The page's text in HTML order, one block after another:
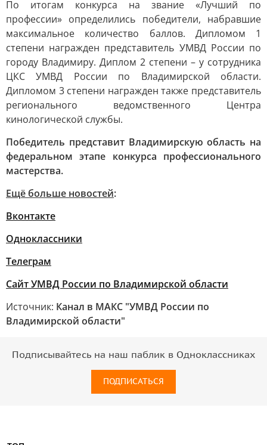
По итогам конкурса на звание «Лучший по
профессии» определились победители, набравшие
максимальное количество баллов. Дипломом 1
степени награжден представитель УМВД России по
городу Владимиру. Диплом 2 степени – у сотрудника
ЦКС УМВД России по Владимирской области.
Дипломом 3 степени награжден также представитель
регионального ведомственного Центра
кинологической службы.
Победитель представит Владимирскую область на
федеральном этапе конкурса профессионального
мастерства.
Ещё больше новостей:
Вконтакте
Одноклассники
Телеграм
Сайт УМВД России по Владимирской области
Источник: Канал в МАКС "УМВД России по
Владимирской области"
Подписывайтесь на наш паблик в Одноклассниках
ПОДПИСАТЬСЯ